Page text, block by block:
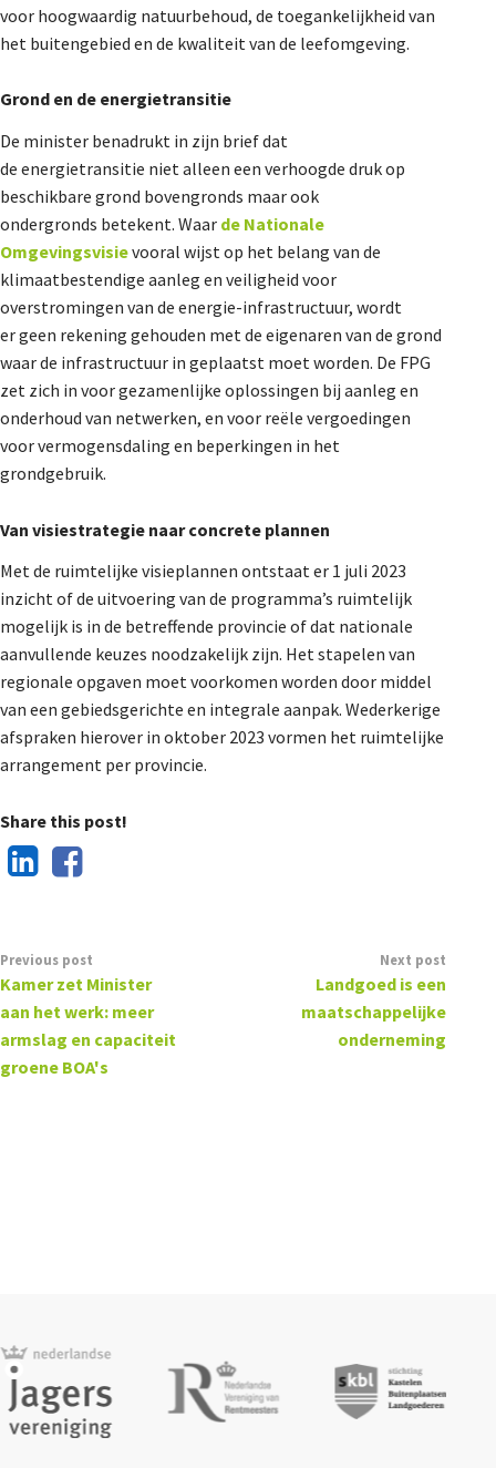
voor hoogwaardig natuurbehoud, de toegankelijkheid van
het buitengebied en de kwaliteit van de leefomgeving.
Grond en de energietransitie
De minister benadrukt in zijn brief dat
de energietransitie niet alleen een verhoogde druk op
beschikbare grond bovengronds maar ook
ondergronds betekent. Waar de Nationale
Omgevingsvisievooral wijst op het belang van de
klimaatbestendige aanleg en veiligheid voor
overstromingen van de energie-infrastructuur, wordt
er geen rekening gehouden met de eigenaren van de grond
waar de infrastructuur in geplaatst moet worden. De FPG
zet zich in voor gezamenlijke oplossingen bij aanleg en
onderhoud van netwerken, en voor reële vergoedingen
voor vermogensdaling en beperkingen in het
grondgebruik.
Van visiestrategie naar concrete plannen
Met de ruimtelijke visieplannen ontstaat er 1 juli 2023
inzicht of de uitvoering van de programma’s ruimtelijk
mogelijk is in de betreffende provincie of dat nationale
aanvullende keuzes noodzakelijk zijn. Het stapelen van
regionale opgaven moet voorkomen worden door middel
van een gebiedsgerichte en integrale aanpak. Wederkerige
afspraken hierover in oktober 2023 vormen het ruimtelijke
arrangement per provincie.
Share this post!
Previous post
Kamer zet Minister
aan het werk: meer
armslag en capaciteit
groene BOA's
Next post
Landgoed is een
maatschappelijke
onderneming